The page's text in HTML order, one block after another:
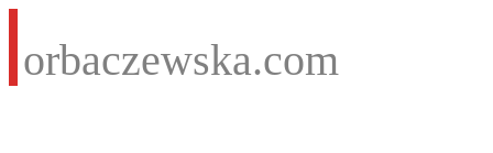
orbaczewska.com